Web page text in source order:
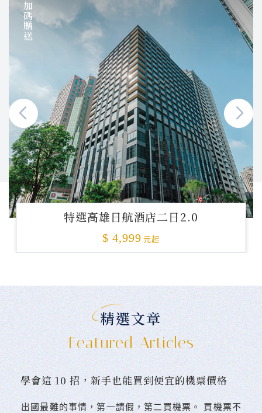
加碼贈送
特選高雄日航酒店二日2.0
$ 4,999 元起
精選文章
Featured Articles
學會這 10 招，新手也能買到便宜的機票價格
󠀠出國最難的事情，第一請假，第二買機票。 󠀠買機票不